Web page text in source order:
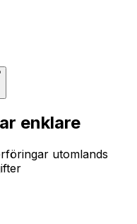
enklare
utomlands